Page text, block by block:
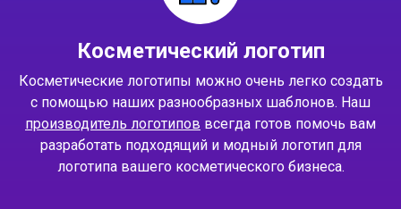
Косметический логотип
Косметические логотипы можно очень легко создать
с помощью наших разнообразных шаблонов. Наш
производитель логотипов всегда готов помочь вам
разработать подходящий и модный логотип для
логотипа вашего косметического бизнеса.